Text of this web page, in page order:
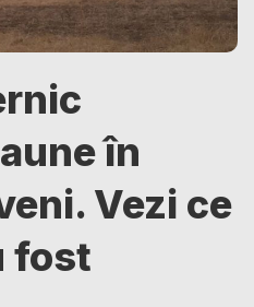
în
Vezi ce
fost